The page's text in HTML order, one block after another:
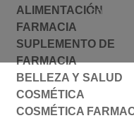
ALIMENTACIÓN
FARMACIA
SUPLEMENTO DE
FARMACIA
BELLEZA Y SALUD
COSMÉTICA
COSMÉTICA
por